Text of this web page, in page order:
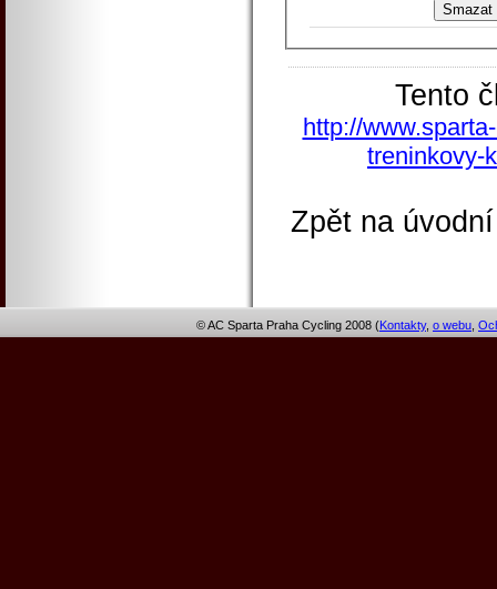
Tento
http://
treninkovy-
Zpět na
© AC Sparta Praha Cycling 2008 (Kontakty, o webu